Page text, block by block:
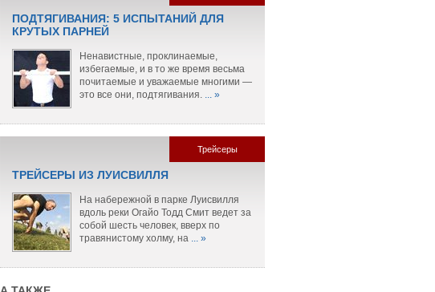
ПОДТЯГИВАНИЯ: 5 ИСПЫТАНИЙ ДЛЯ
КРУТЫХ ПАРНЕЙ
Ненавистные, проклинаемые,
избегаемые, и в то же время весьма
почитаемые и уважаемые многими —
это все они, подтягивания. ... »
Трейсеры
ТРЕЙСЕРЫ ИЗ ЛУИСВИЛЛЯ
На набережной в парке Луисвилля
вдоль реки Огайо Тодд Смит ведет за
собой шесть человек, вверх по
травянистому холму, на ... »